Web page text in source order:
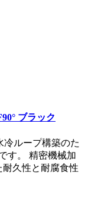
ブラック
冷ループ構築のた
す。 精密機械加
久性と耐腐食性